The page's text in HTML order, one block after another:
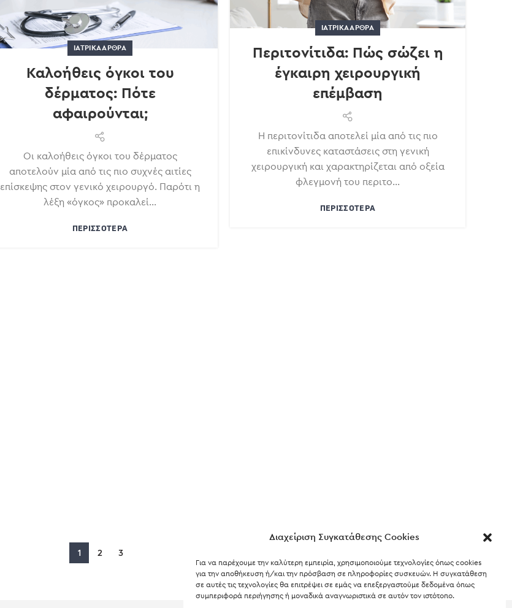
Διαχείριση Συγκατάθεσης Cookies
Για να παρέχουμε την καλύτερη εμπειρία, χρησιμοποιούμε τεχνολογίες όπως cookies
για την αποθήκευση ή/και την πρόσβαση σε πληροφορίες συσκευών. Η συγκατάθεση
σε αυτές τις τεχνολογίες θα επιτρέψει σε εμάς να επεξεργαστούμε δεδομένα όπως
συμπεριφορά περιήγησης ή μοναδικά αναγνωριστικά σε αυτόν τον ιστότοπο.
ΙΑΤΡΙΚΆ ΆΡΘΡΑ
Περιτονίτιδα: Πώς σώζει η
έγκαιρη χειρουργική
επέμβαση
Η περιτονίτιδα αποτελεί μία από τις πιο
επικίνδυνες καταστάσεις στη γενική
χειρουργική και χαρακτηρίζεται από οξεία
φλεγμονή του περιτο...
ΠΕΡΙΣΣΌΤΕΡΑ
ΙΑΤΡΙΚΆ ΆΡΘΡΑ
Καλοήθεις όγκοι του
δέρματος: Πότε
αφαιρούνται;
Οι καλοήθεις όγκοι του δέρματος
αποτελούν μία από τις πιο συχνές αιτίες
επίσκεψης στον γενικό χειρουργό. Παρότι η
λέξη «όγκος» προκαλεί...
ΠΕΡΙΣΣΌΤΕΡΑ
1 2 3